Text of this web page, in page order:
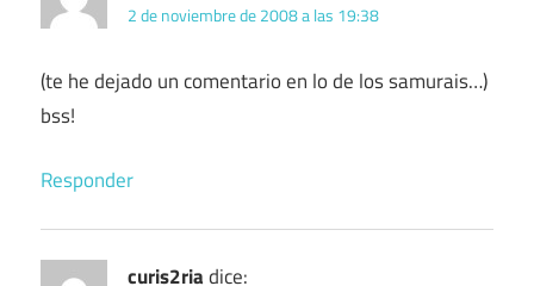
2 de noviembre de 2008 a las 19:38
(te he dejado un comentario en lo de los samurais…)
bss!
Responder
curis2riadice: